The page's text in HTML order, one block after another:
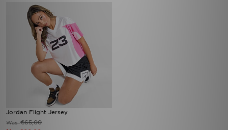
Jordan Flight Jersey
Was€65,00